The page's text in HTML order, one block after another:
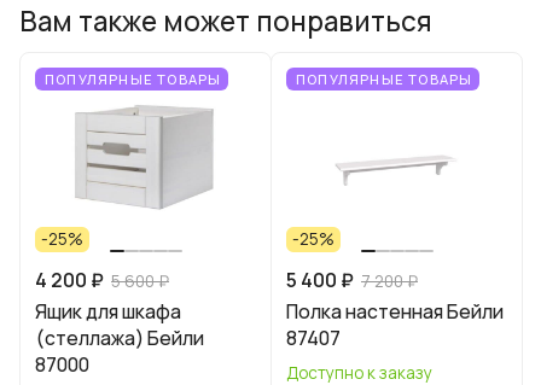
Вам также может понравиться
ПОПУЛЯРНЫЕ ТОВАРЫ
-25%
4 200 ₽ 5 600 ₽
Ящик для шкафа
(стеллажа) Бейли
87000
ПОПУЛЯРНЫЕ ТОВАРЫ
-25%
5 400 ₽ 7 200 ₽
Полка настенная Бейли
87407
Доступно к заказу